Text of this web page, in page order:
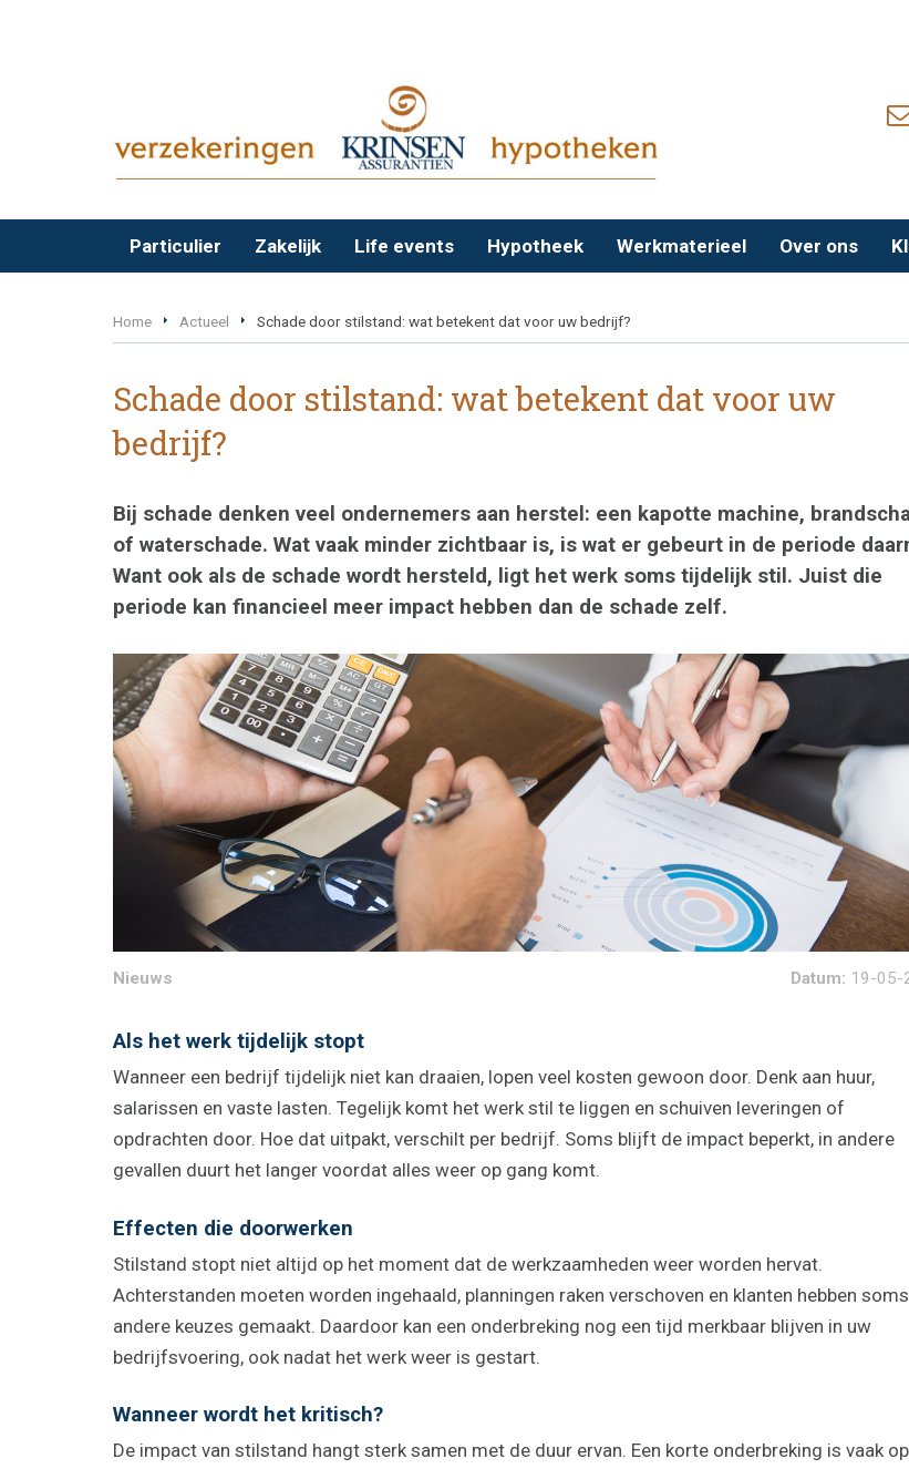
Particulier Zakelijk Life events Hypotheek Werkmaterieel Over ons
Home Actueel Schade door stilstand: wat betekent dat voor uw bedrijf?
Schade door stilstand: wat betekent dat voor uw
bedrijf?
Bij schade denken veel ondernemers aan herstel: een kapotte machine,
of waterschade. Wat vaak minder zichtbaar is, is wat er gebeurt in de periode
Want ook als de schade wordt hersteld, ligt het werk soms tijdelijk stil. Juist die
periode kan financieel meer impact hebben dan de schade zelf.
Nieuws Datum: 19-05-
Als het werk tijdelijk stopt
Wanneer een bedrijf tijdelijk niet kan draaien, lopen veel kosten gewoon door. Denk aan huur,
salarissen en vaste lasten. Tegelijk komt het werk stil te liggen en schuiven leveringen of
opdrachten door. Hoe dat uitpakt, verschilt per bedrijf. Soms blijft de impact beperkt, in andere
gevallen duurt het langer voordat alles weer op gang komt.
Effecten die doorwerken
Stilstand stopt niet altijd op het moment dat de werkzaamheden weer worden hervat.
Achterstanden moeten worden ingehaald, planningen raken verschoven en klanten hebben
andere keuzes gemaakt. Daardoor kan een onderbreking nog een tijd merkbaar blijven in uw
bedrijfsvoering, ook nadat het werk weer is gestart.
Wanneer wordt het kritisch?
De impact van stilstand hangt sterk samen met de duur ervan. Een korte onderbreking is vaak